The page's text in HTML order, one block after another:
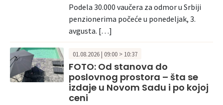
Podela 30.000 vaučera za odmor u Srbiji
penzionerima počeće u ponedeljak, 3.
avgusta. […]
01.08.2026 | 09:00 > 10:37
FOTO: Od stanova do
poslovnog prostora – šta se
izdaje u Novom Sadu i po kojoj
ceni